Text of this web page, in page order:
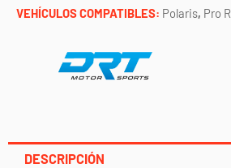
cantidad
VEHÍCULOS COMPATIBLES: Polaris, Pro R
DESCRIPCIÓN